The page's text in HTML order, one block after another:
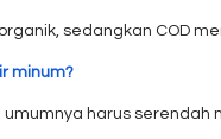
sedangkan COD
minum?
harus serendah